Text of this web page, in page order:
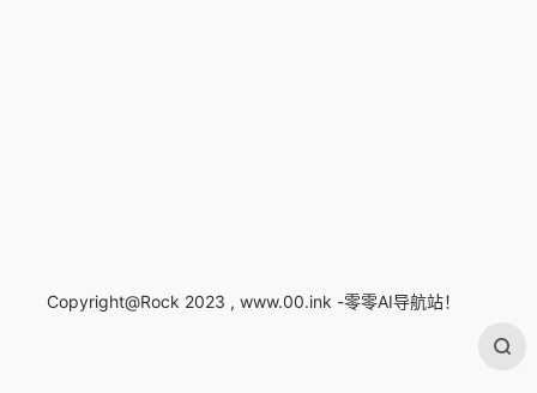
Copyright@Rock 2023 , www.00.ink -零零AI导航站！